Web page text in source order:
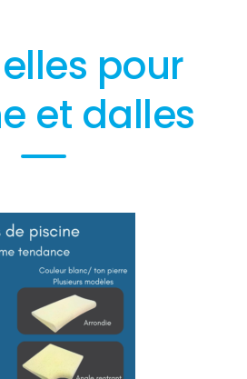
pour
et dalles